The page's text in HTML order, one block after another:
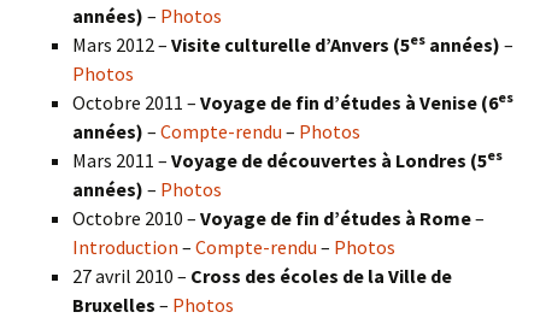
années) – Photos
Mars 2012 – Visite culturelle d’Anvers (5es années) –
Photos
Octobre 2011 – Voyage de fin d’études à Venise (6es
années) – Compte-rendu – Photos
Mars 2011 – Voyage de découvertes à Londres (5es
années) – Photos
Octobre 2010 – Voyage de fin d’études à Rome–
Introduction – Compte-rendu – Photos
27 avril 2010 – Cross des écoles de la Ville de
Bruxelles – Photos